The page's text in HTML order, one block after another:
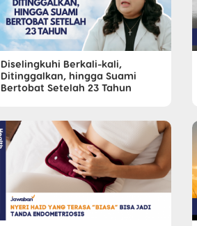
Diselingkuhi Berkali-kali,
Ditinggalkan, hingga Suami
Bertobat Setelah 23 Tahun